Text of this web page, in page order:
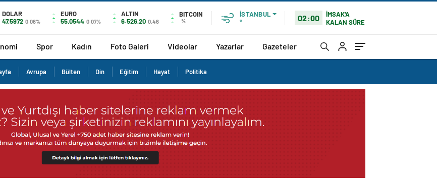
DOLAR
47,5972 0.06%
EURO
55,0544 0.07%
ALTIN
6.526,20 0,46
BITCOIN
%
İSTANBUL
°
02:00
İMSAK'A
KALAN SÜRE
Spor Kadın Foto Galeri Videolar Yazarlar Gazeteler
Avrupa Bülten Din Eğitim Hayat Politika